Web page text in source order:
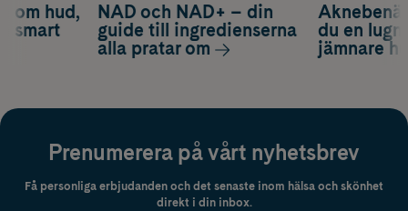
du en
jämnare
om hud,
smart
NAD och NAD+ – din
guide till ingredienserna
alla pratar om
Prenumerera på vårt nyhetsbrev
Få personliga erbjudanden och det senaste inom hälsa och skönhet
direkt i din inbox.